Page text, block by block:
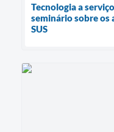
Tecnologia a
seminário sobre os
SUS